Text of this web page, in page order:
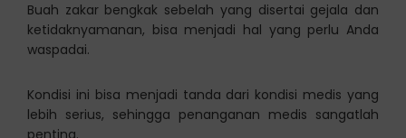
Buah zakar bengkak sebelah yang disertai gejala dan
ketidaknyamanan, bisa menjadi hal yang perlu Anda
waspadai.
Kondisi ini bisa menjadi tanda dari kondisi medis yang
lebih serius, sehingga penanganan medis sangatlah